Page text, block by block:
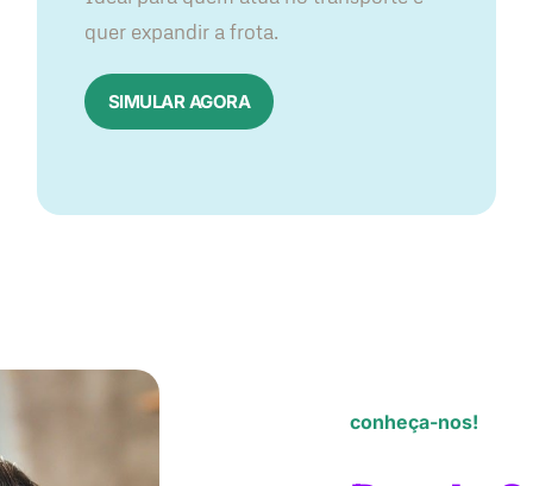
quer expandir a frota.
SIMULAR AGORA
conheça-nos!